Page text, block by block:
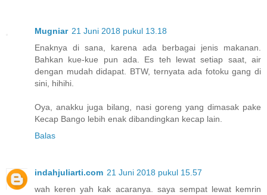
Mugniar 21 Juni 2018 pukul 13.18
Enaknya di sana, karena ada berbagai jenis makanan.
Bahkan kue-kue pun ada. Es teh lewat setiap saat, air
dengan mudah didapat. BTW, ternyata ada fotoku gang di
sini, hihihi.
Oya, anakku juga bilang, nasi goreng yang dimasak pake
Kecap Bango lebih enak dibandingkan kecap lain.
Balas
indahjuliarti.com 21 Juni 2018 pukul 15.57
wah keren yah kak acaranya. saya sempat lewat kemrin